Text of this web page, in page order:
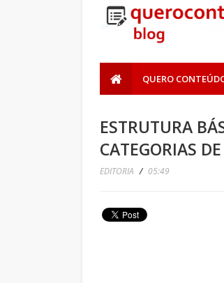
QUERO
ESTRUTURA
CATEGORIAS
EDITORIA / 05:49